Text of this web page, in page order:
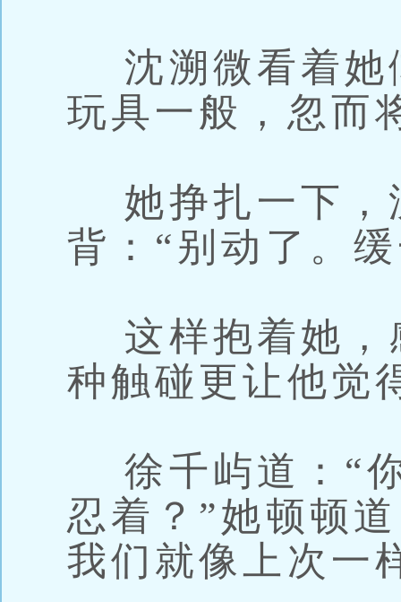
沈溯微看着她
玩具一般，忽而
她挣扎一下，
背：“别动了。
这样抱着她，
种触碰更让他觉
徐千屿道：“
忍着？”她顿顿
我们就像上次一